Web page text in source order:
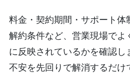
料金・契約期間・サポート体
解約条件など、営業現場でよ
に反映されているかを確認し
不安を先回りで解消するだけ